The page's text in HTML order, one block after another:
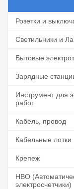
Розетки и
Светильники и
Бытовые
Зарядные
Инструмент для
работ
Кабель, провод
Кабельные лотки
Крепеж
НВО
электросчетчики)